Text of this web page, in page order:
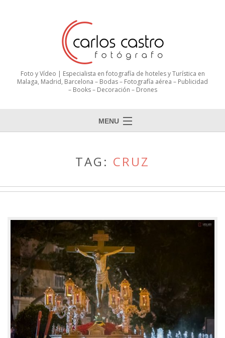
Foto y Vídeo | Especialista en fotografía de hoteles y Turística en
Malaga, Madrid, Barcelona – Bodas – Fotografía aérea – Publicidad
– Books – Decoración – Drones
MENU
TAG: CRUZ